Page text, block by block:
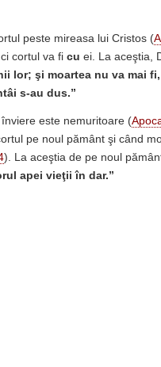
peste mireasa lui Cristos (
cortul va fi cu ei. La aceştia,
lor; şi moartea nu va mai
s-au dus.”
este nemuritoare (
pe noul pământ şi când
). La aceştia de pe noul
apei vieţii în dar.”